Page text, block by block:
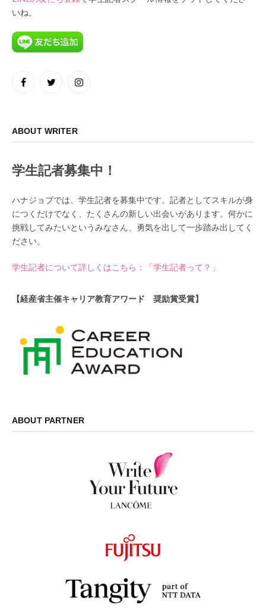
いね。
FacebookTwitter Instagram
ABOUT WRITER
学生記者募集中！
ハナジョブでは、学生記者を募集中です。記者としてスキルが身
につくだけでなく、たくさんの新しい出会いがあります。何かに
挑戦してみたいというみなさん、勇気を出して一歩踏み出してく
ださい。
学生記者について詳しくはこちら：「学生記者って？」
【経産省主催キャリア教育アワード 奨励賞受賞】
ABOUT PARTNER